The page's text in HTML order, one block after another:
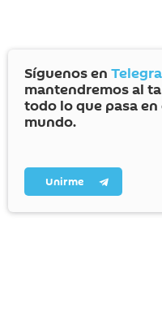
Síguenos en
mantendremos al
todo lo que pasa en
mundo.
Unirme